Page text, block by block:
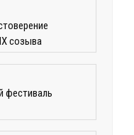
созыва
фестиваль